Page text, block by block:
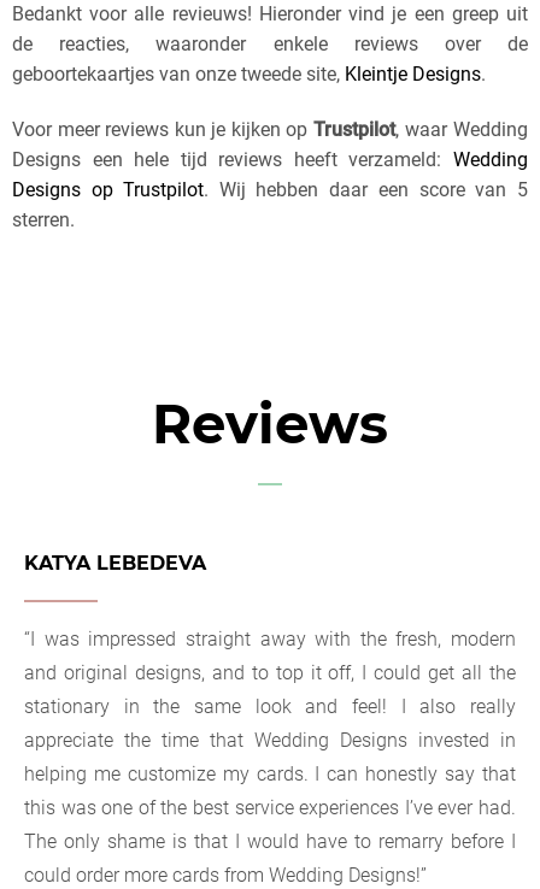
Bedankt voor alle revieuws! Hieronder vind je een greep uit
de reacties, waaronder enkele reviews over de
geboortekaartjes van onze tweede site, Kleintje Designs.
Voor meer reviews kun je kijken op Trustpilot, waar Wedding
Designs een hele tijd reviews heeft verzameld: Wedding
Designs op Trustpilot. Wij hebben daar een score van 5
sterren.
Reviews
KATYA LEBEDEVA
“I was impressed straight away with the fresh, modern
and original designs, and to top it off, I could get all the
stationary in the same look and feel! I also really
appreciate the time that Wedding Designs invested in
helping me customize my cards. I can honestly say that
this was one of the best service experiences I’ve ever had.
The only shame is that I would have to remarry before I
could order more cards from Wedding Designs!”